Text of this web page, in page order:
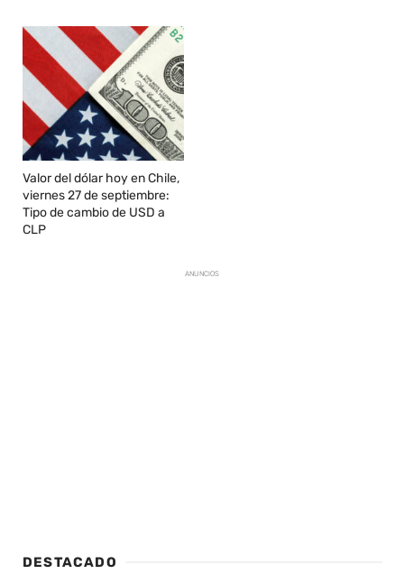
Valor del dólar hoy en Chile,
viernes 27 de septiembre:
Tipo de cambio de USD a
CLP
ANUNCIOS
DESTACADO